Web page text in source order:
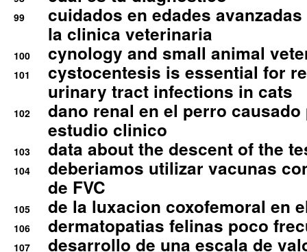
99
cuidados en edades
la clinica veterinaria
100 cynology and small animal
101
cystocentesis is essential for
urinary tract infections in cats
102
dano renal en el perro
estudio clinico
103 data about the descent of the
104
deberiamos utilizar vacunas
de FVC
105 de la luxacion coxofemoral en
106 dermatopatias felinas poco
107
desarrollo de una escala de